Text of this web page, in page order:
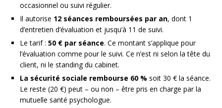
occasionnel ou suivi régulier.
Il autorise 12 séances remboursées par an, dont 1
d’entretien d’évaluation et jusqu’à 11 de suivi.
Le tarif : 50 € par séance. Ce montant s’applique pour
l’évaluation comme pour le suivi. Ce n’est ni selon la tête du
client, ni le standing du cabinet.
La sécurité sociale rembourse 60 % soit 30 € la séance.
Le reste (20 €) peut – ou non – être pris en charge par la
mutuelle santé psychologue.